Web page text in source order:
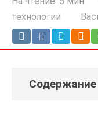
технологии
Содержание